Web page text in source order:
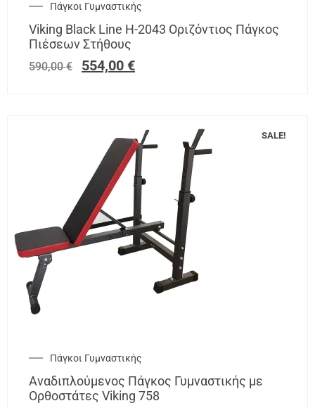
Πάγκοι Γυμναστικής
Viking Black Line H-2043 Οριζόντιος Πάγκος
Πιέσεων Στήθους
590,00€ 554,00 €
SALE!
Πάγκοι Γυμναστικής
Αναδιπλούμενος Πάγκος Γυμναστικής με
Ορθοστάτες Viking 758